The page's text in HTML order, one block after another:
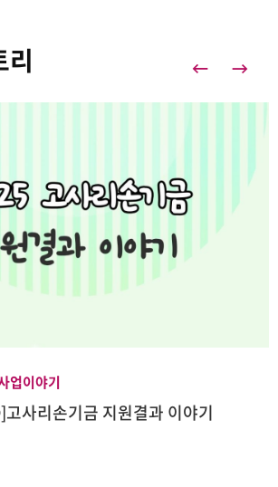
리
업이야기
사리손기금 지원결과 이야기